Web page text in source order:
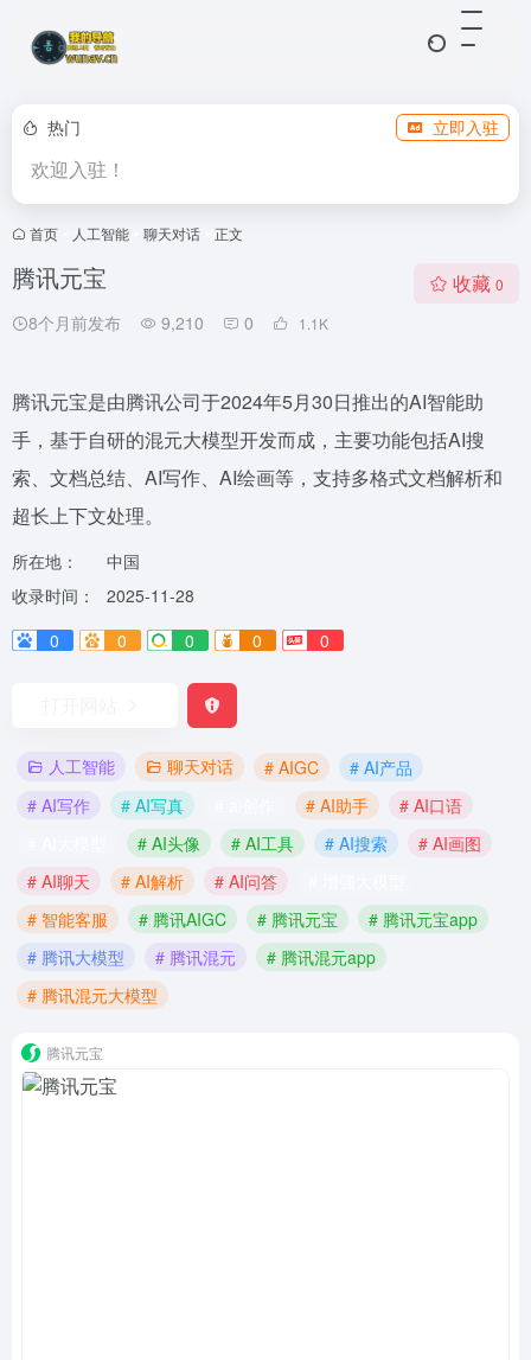
热门 立即入驻
欢迎入驻！
首页 人工智能 聊天对话 正文
腾讯元宝
8个月前发布 9,210 0 1.1 K
收藏 0
腾讯元宝是由腾讯公司于2024年5月30日推出的AI智能助
手，基于自研的混元大模型开发而成，主要功能包括AI搜
索、文档总结、AI写作、AI绘画等，支持多格式文档解析和
超长上下文处理。
所在地：
中国
收录时间：
2025-11-28
0
0 0 0 0
人工智能 聊天对话 # AIGC
# AI产品
# AI写作
# AI写真 # AI助手
# AI口语
# AI头像 # AI工具 # AI搜索
# AI画图
# AI聊天
# AI解析 # AI问答
# 智能客服
# 腾讯AIGC # 腾讯元宝
# 腾讯元宝app
# 腾讯大模型
# 腾讯混元
# 腾讯混元app
# 腾讯混元大模型
腾讯元宝